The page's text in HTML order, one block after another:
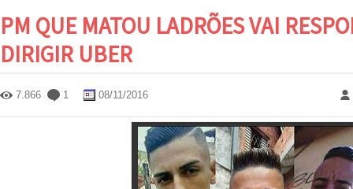
PM QUE MATOU LADRÕES VAI
DIRIGIR UBER
7.866 1 08/11/2016